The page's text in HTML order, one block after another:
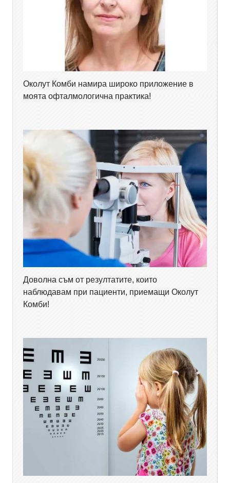
Околут Комби намира широко приложение в
моята офталмологична практика!
Доволна съм от резултатите, които
наблюдавам при пациенти, приемащи Околут
Комби!